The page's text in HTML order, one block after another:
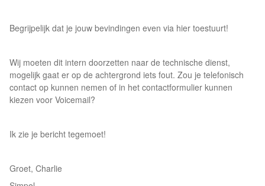
Begrijpelijk dat je jouw bevindingen even via hier toestuurt!
Wij moeten dit intern doorzetten naar de technische dienst,
mogelijk gaat er op de achtergrond iets fout. Zou je telefonisch
contact op kunnen nemen of in het contactformulier kunnen
kiezen voor Voicemail?
Ik zie je bericht tegemoet!
Groet, Charlie